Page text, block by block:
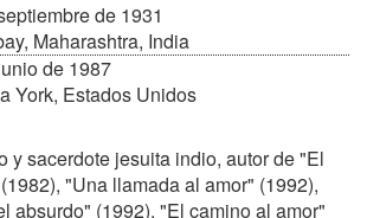
de 1931
Maharashtra, India
de 1987
York, Estados Unidos
y sacerdote jesuita indio, autor de "El
"Una llamada al amor" (1992),
absurdo" (1992), "El camino al amor"